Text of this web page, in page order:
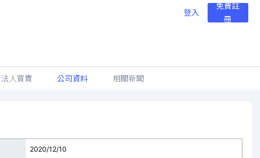
登入
免費註
冊
法人買賣 公司資料 相關新聞
2020/12/10